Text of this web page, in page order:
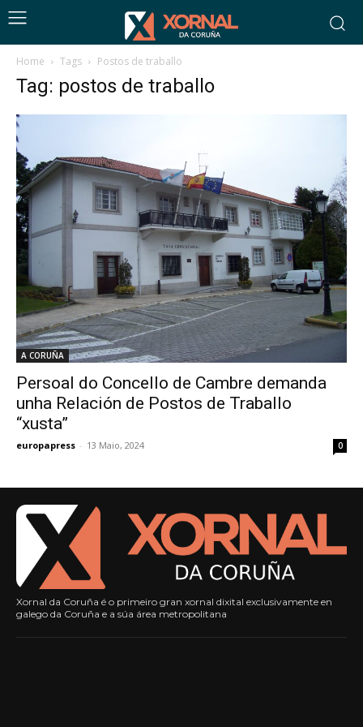
Home Tags Postos de traballo
Tag: postos de traballo
A CORUÑA
Persoal do Concello de Cambre demanda
unha Relación de Postos de Traballo
“xusta”
europapress - 13 Maio, 2024 0
Xornal da Coruña é o primeiro gran xornal dixital exclusivamente en
galego da Coruña e a súa área metropolitana